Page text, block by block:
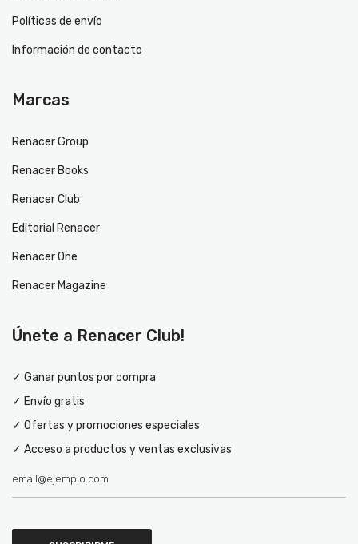
Políticas de envío
Información de contacto
Marcas
Renacer Group
Renacer Books
Renacer Club
Editorial Renacer
Renacer One
Renacer Magazine
Únete a Renacer Club!
✓ Ganar puntos por compra
✓ Envío gratis
✓ Ofertas y promociones especiales
✓ Acceso a productos y ventas exclusivas